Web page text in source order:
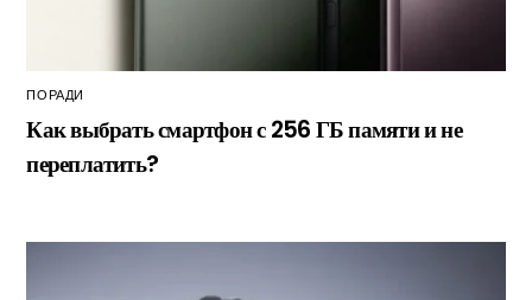
ПОРАДИ
Как выбрать смартфон с 256 ГБ памяти и не
переплатить?